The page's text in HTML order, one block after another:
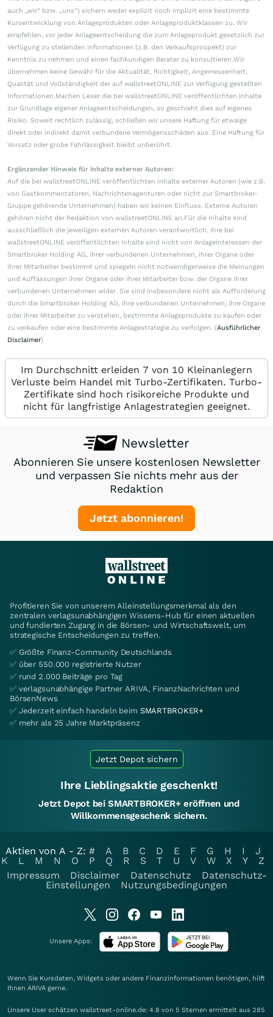
auch „wir“ bzw. „uns“) sichern weder explizit noch implizit eine bestimmte
Kursentwicklung von Anlageprodukten oder Anlageproduktklassen zu. Wir
empfehlen, vor jeder Anlageentscheidung die zum Anlageprodukt gesetzlich zur
Verfügung zu stellenden Informationen (z.B. den Verkaufsprospekt) zur
Kenntnis zu nehmen und einen fachkundigen Berater zu konsultieren.Wir
übernehmen keine Gewähr für die Aktualität, Richtigkeit, Angemessenheit,
Qualität und Vollständigkeit der auf wallstreetONLINE zur Verfügung gestellten
Informationen.Machen Leser die bei wallstreetONLINE veröffentlichten Inhalte
zur Grundlage eigener Anlageentscheidungen, so geschieht dies auf eigenes
Risiko. Soweit rechtlich zulässig, schließen wir unsere Haftung für etwaige
direkt oder indirekt damit verbundene Vermögensschäden aus. Eine Haftung für
Vorsatz oder grobe Fahrlässigkeit bleibt unberührt.
Ergänzender Hinweis für Inhalte externer Autoren:
Auf die bei wallstreetONLINE veröffentlichten Inhalte externer Autoren (wie z.B.
von Gastkommentatoren, Nachrichtenagenturen oder nicht zur Smartbroker-
Gruppe gehörende Unternehmen) haben wir keinen Einfluss. Externe Autoren
gehören nicht der Redaktion von wallstreetONLINE an.Für die Inhalte sind
ausschließlich die jeweiligen externen Autoren verantwortlich. Ihre bei
wallstreetONLINE veröffentlichten Inhalte sind nicht von Anlageinteressen der
Smartbroker Holding AG, ihrer verbundenen Unternehmen, ihrer Organe oder
ihrer Mitarbeiter bestimmt und spiegeln nicht notwendigerweise die Meinungen
und Auffassungen ihrer Organe oder ihrer Mitarbeiter bzw. der Organe ihrer
verbundenen Unternehmen wider. Sie sind insbesondere nicht als Aufforderung
durch die Smartbroker Holding AG, ihre verbundenen Unternehmen, ihre Organe
oder ihrer Mitarbeiter zu verstehen, bestimmte Anlageprodukte zu kaufen oder
zu verkaufen oder eine bestimmte Anlagestrategie zu verfolgen. (Ausführlicher
Disclaimer)
Im Durchschnitt erleiden 7 von 10 Kleinanlegern
Verluste beim Handel mit Turbo-Zertifikaten. Turbo-
Zertifikate sind hoch risikoreiche Produkte und
nicht für langfristige Anlagestrategien geeignet.
Newsletter
Abonnieren Sie unsere kostenlosen Newsletter
und verpassen Sie nichts mehr aus der
Redaktion
Jetzt abonnieren!
Profitieren Sie von unserem Alleinstellungsmerkmal als den
zentralen verlagsunabhängigen Wissens-Hub für einen aktuellen
und fundierten Zugang in die Börsen- und Wirtschaftswelt, um
strategische Entscheidungen zu treffen.
✅ Größte Finanz-Community Deutschlands
✅ über 550.000 registrierte Nutzer
✅ rund 2.000 Beiträge pro Tag
✅ verlagsunabhängige Partner ARIVA, FinanzNachrichten und
BörsenNews
✅ Jederzeit einfach handeln beim SMARTBROKER+
✅ mehr als 25 Jahre Marktpräsenz
Jetzt Depot sichern
Ihre Lieblingsaktie geschenkt!
Jetzt Depot bei SMARTBROKER+ eröffnen und
Willkommensgeschenk sichern.
Aktien von A - Z: # A B C D E F G H I
J
K
L M N O P Q R S T U V W X Y
Z
Impressum
Disclaimer Datenschutz
Datenschutz-
Einstellungen
Nutzungsbedingungen
Unsere Apps:
Wenn Sie Kursdaten, Widgets oder andere Finanzinformationen benötigen, hilft
Ihnen ARIVA gerne.
Unsere User schätzen wallstreet-online.de: 4.8 von 5 Sternen ermittelt aus 285